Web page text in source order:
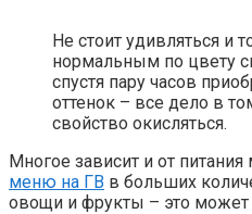
Не стоит удивляться и
нормальным по цвету
спустя пару часов
оттенок – все дело в
свойство окисляться.
Многое зависит и от
меню на ГВ в больших
овощи и фрукты – это может